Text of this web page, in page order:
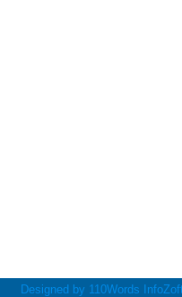
Designed by 110Words